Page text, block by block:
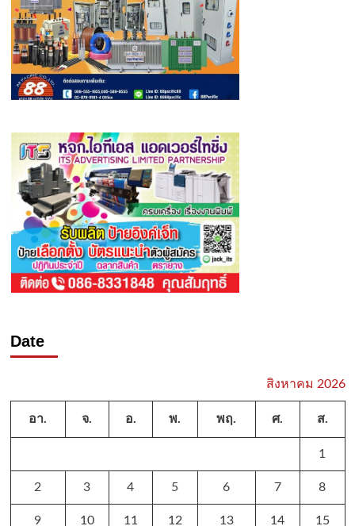
Date
สิงหาคม 2026
อา. จ. อ. พ. พฤ. ศ. ส.
1
2 3 4 5 6 7 8
9 10 11 12 13 14 15